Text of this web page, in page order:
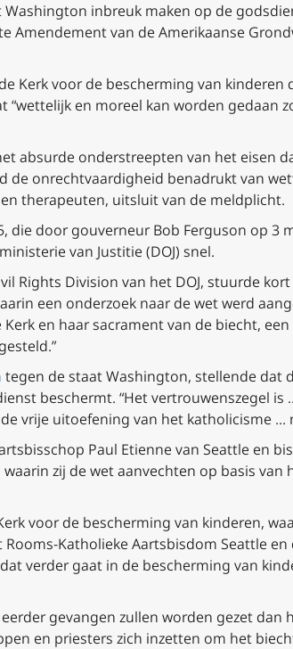
inbreuk maken op de
Amendement van de Amerikaanse
Kerk voor de bescherming van kinderen
en moreel kan worden gedaan
absurde onderstreepten van het eisen
de onrechtvaardigheid benadrukt van
therapeuten, uitsluit van de meldplicht.
die door gouverneur Bob Ferguson op 3
van Justitie (DOJ) snel.
Rights Division van het DOJ, stuurde
een onderzoek naar de wet werd
en haar sacrament van de biecht,
tegen de staat Washington, stellende dat
beschermt. “Het vertrouwenszegel is
vrije uitoefening van het katholicisme …
Paul Etienne van Seattle en
waarin zij de wet aanvechten op basis van
voor de bescherming van kinderen,
Katholieke Aartsbisdom Seattle
verder gaat in de bescherming van
gevangen zullen worden gezet dan
en priesters zich inzetten om het